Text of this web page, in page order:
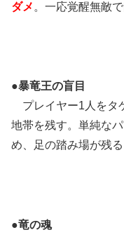
ダメ 。一応覚醒無敵
●暴竜王の盲目
プレイヤー1人をタ
地帯を残す。単純な
め、足の踏み場が残
●竜の魂